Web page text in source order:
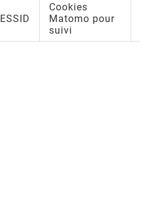
Cookies
Matomo pour
suivi